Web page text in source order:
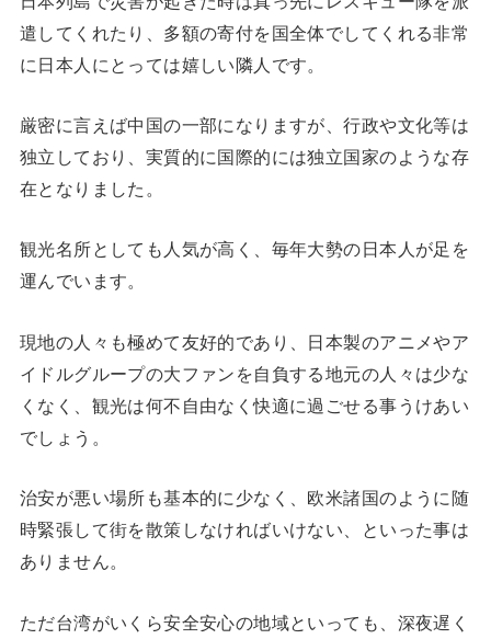
遣してくれたり、多額の寄付を国全体でしてくれる非常
に日本人にとっては嬉しい隣人です。
厳密に言えば中国の一部になりますが、行政や文化等は
独立しており、実質的に国際的には独立国家のような存
在となりました。
観光名所としても人気が高く、毎年大勢の日本人が足を
運んでいます。
現地の人々も極めて友好的であり、日本製のアニメやア
イドルグループの大ファンを自負する地元の人々は少な
くなく、観光は何不自由なく快適に過ごせる事うけあい
でしょう。
治安が悪い場所も基本的に少なく、欧米諸国のように随
時緊張して街を散策しなければいけない、といった事は
ありません。
ただ台湾がいくら安全安心の地域といっても、深夜遅く